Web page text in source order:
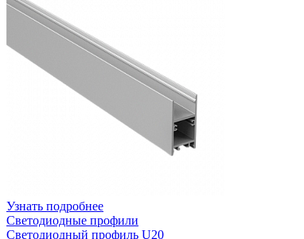
Узнать подробнее
Светодиодные профили
Светодиодный профиль U20